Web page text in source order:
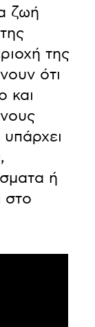
ζωή
της
ότι
και
ή
στο